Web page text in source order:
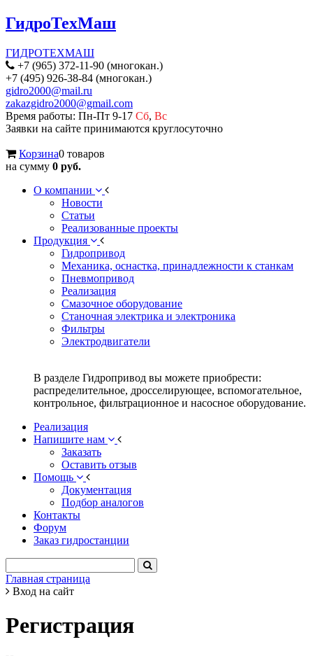
ГидроТехМаш
ГИДРОТЕХМАШ
+7 (965) 372-11-90 (многокан.)
+7 (495) 926-38-84 (многокан.)
gidro2000@mail.ru
zakazgidro2000@gmail.com
Время работы: Пн-Пт 9-17 Сб, Вс
Заявки на сайте принимаются круглосуточно
Корзина0 товаров
на сумму 0 руб.
О компании
Новости
Статьи
Реализованные проекты
Продукция
Гидропривод
Механика, оснастка, принадлежности к станкам
Пневмопривод
Реализация
Смазочное оборудование
Станочная электрика и электроника
Фильтры
Электродвигатели
В разделе Гидропривод вы можете приобрести:
распределительное, дросселирующее, вспомогательное,
контрольное, фильтрационное и насосное оборудование.
Реализация
Напишите нам
Заказать
Оставить отзыв
Помощь
Документация
Подбор аналогов
Контакты
Форум
Заказ гидростанции
Главная страница
Вход на сайт
Регистрация